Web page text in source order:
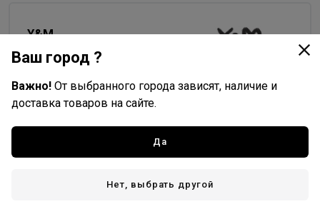
Y&M
Китай - страна производства
Стоимость и способы доставки будут доступны при
Ваш город ?
Важно! От выбранного города зависят, наличие и
доставка товаров на сайте.
Да
Нет, выбрать другой